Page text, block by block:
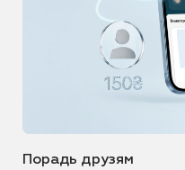
Порадь друзям